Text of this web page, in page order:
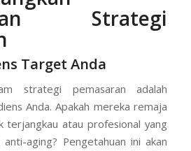
Strategi
Target Anda
strategi pemasaran adalah
Anda. Apakah mereka remaja
terjangkau atau profesional yang
aging? Pengetahuan ini akan